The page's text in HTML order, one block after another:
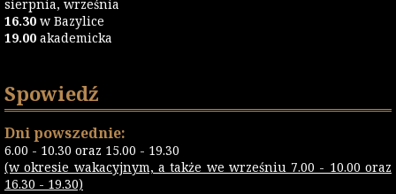
sierpnia, września
16.30 w Bazylice
19.00 akademicka
Spowiedź
Dni powszednie:
6.00 - 10.30 oraz 15.00 - 19.30
(w okresie wakacyjnym, a także we wrześniu 7.00 - 10.00 oraz
16.30 - 19.30)